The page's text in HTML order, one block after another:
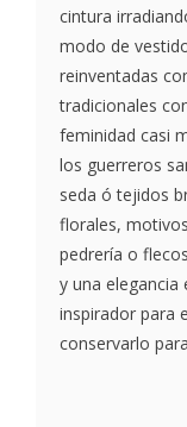
cintura
modo de
reinventadas
tradicionales
feminidad casi
los guerreros
seda ó tejidos
florales,
pedrería o
y una elegancia
inspirador para
conservarlo